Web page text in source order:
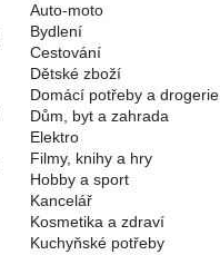
Auto-moto
Bydlení
Cestování
Dětské zboží
Domácí potřeby a drogerie
Dům, byt a zahrada
Elektro
Filmy, knihy a hry
Hobby a sport
Kancelář
Kosmetika a zdraví
Kuchyňské potřeby